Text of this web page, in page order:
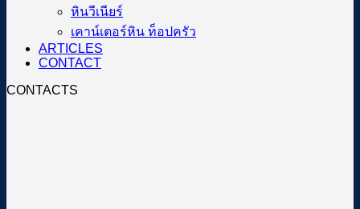
หินวีเนียร์
เคาน์เตอร์หิน ท็อปครัว
ARTICLES
CONTACT
CONTACTS